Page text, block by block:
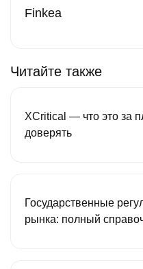
Finkea
Читайте также
XCritical — что это за
доверять
Государственные
рынка: полный